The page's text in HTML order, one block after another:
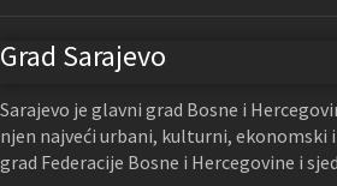
Grad Sarajevo
Sarajevo je glavni grad Bosne i
njen najveći urbani, kulturni,
grad Federacije Bosne i Hercegovine i